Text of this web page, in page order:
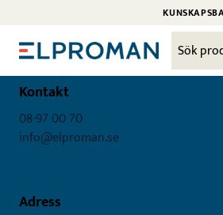
Kontakt
08-97 00 70
info@elproman.se
Adress